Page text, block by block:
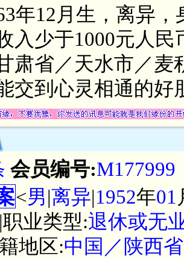
年12月生，离异
入少于1000元人
肃省／天水市／
交到心灵相通的好
会员编号:M177999
<男|离异|1952年01
|职业类型:退休或无
地区:中国／陕西